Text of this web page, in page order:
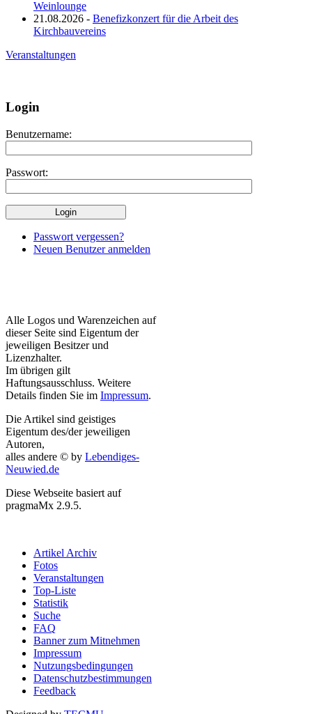
Weinlounge
21.08.2026 - Benefizkonzert für die Arbeit des
Kirchbauvereins
Veranstaltungen
Login
Benutzername:
Passwort:
Passwort vergessen?
Neuen Benutzer anmelden
Alle Logos und Warenzeichen auf
dieser Seite sind Eigentum der
jeweiligen Besitzer und
Lizenzhalter.
Im übrigen gilt
Haftungsausschluss. Weitere
Details finden Sie im Impressum.
Die Artikel sind geistiges
Eigentum des/der jeweiligen
Autoren,
alles andere © by Lebendiges-
Neuwied.de
Diese Webseite basiert auf
pragmaMx 2.9.5.
Artikel Archiv
Fotos
Veranstaltungen
Top-Liste
Statistik
Suche
FAQ
Banner zum Mitnehmen
Impressum
Nutzungsbedingungen
Datenschutzbestimmungen
Feedback